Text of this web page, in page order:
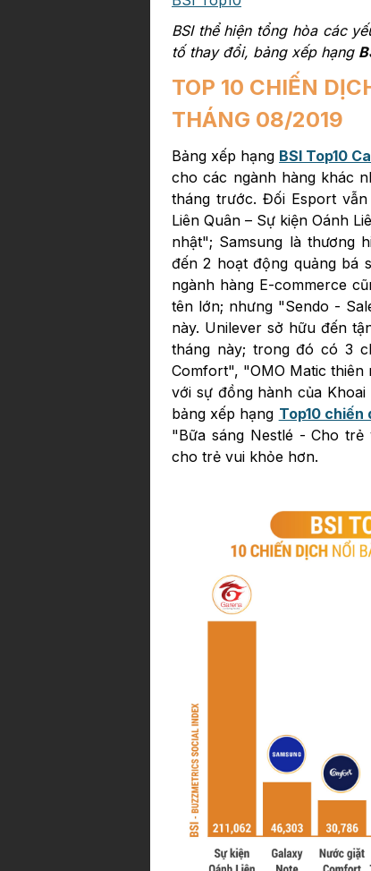
BSI thể hiện tổng hòa các
tố thay đổi, bảng xếp hạng
TOP 10 CHIẾN
THÁNG 08/2019
Bảng xếp hạng BSI Top10
cho các ngành hàng khác
tháng trước. Đối Esport
Liên Quân – Sự kiện Oánh
nhật"; Samsung là thương
đến 2 hoạt động quảng bá
ngành hàng E-commerce
tên lớn; nhưng "Sendo -
này. Unilever sở hữu đến
tháng này; trong đó có 3
Comfort", "OMO Matic
với sự đồng hành của
bảng xếp hạng Top10
"Bữa sáng Nestlé - Cho
cho trẻ vui khỏe hơn.